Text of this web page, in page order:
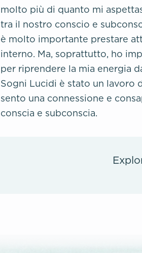
molto più di quanto mi
tra il nostro conscio e
è molto importante prestare
interno. Ma, soprattutto, ho
per riprendere la mia energia
Sogni Lucidi è stato un lavoro
sento una connessione e
conscia e subconscia.